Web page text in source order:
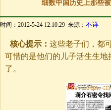
细数中国历史上那些
时间：2012-5-24 12:10:29 来源： 不详
核心提示： 这些老子们，都
可惜的是他们的儿子活生生
了。